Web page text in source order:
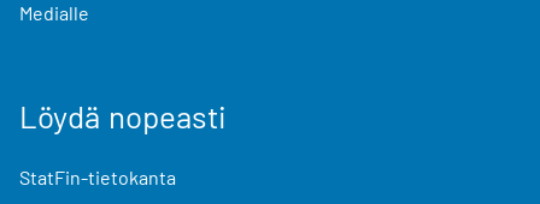
Medialle
Löydä nopeasti
StatFin-tietokanta